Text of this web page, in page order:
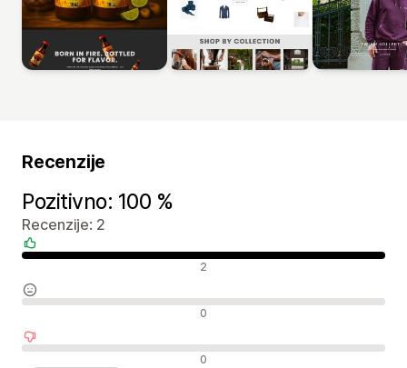
Recenzije
Pozitivno: 100 %
Recenzije: 2
Pozitivne recenzije 2
Neutralne recenzije 0
Negativne recenzije 0